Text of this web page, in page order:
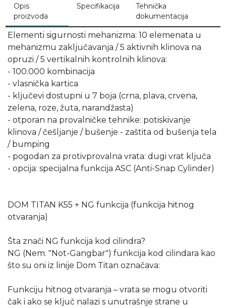
Opis
proizvoda
Specifikacija
Tehnička
dokumentacija
Elementi sigurnosti mehanizma: 10 elemenata u
mehanizmu zaključavanja / 5 aktivnih klinova na
opruzi / 5 vertikalnih kontrolnih klinova:
- 100.000 kombinacija
- vlasnička kartica
- ključevi dostupni u 7 boja (crna, plava, crvena,
zelena, roze, žuta, narandžasta)
- otporan na provalničke tehnike: potiskivanje
klinova / češljanje / bušenje - zaštita od bušenja tela
/ bumping
- pogodan za protivprovalna vrata: dugi vrat ključa
- opcija: specijalna funkcija ASC (Anti-Snap Cylinder)
DOM TITAN K55 + NG funkcija (funkcija hitnog
otvaranja)
Šta znači NG funkcija kod cilindra?
NG (Nem. "Not-Gangbar") funkcija kod cilindara kao
što su oni iz linije Dom Titan označava:
Funkciju hitnog otvaranja – vrata se mogu otvoriti
čak i ako se ključ nalazi s unutrašnje strane u